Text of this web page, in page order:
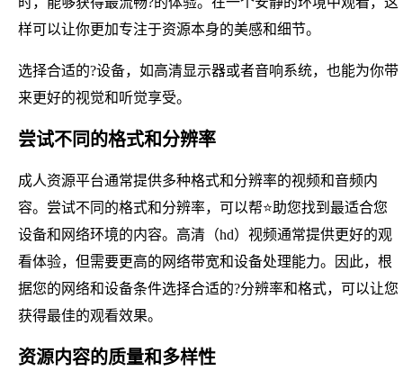
样可以让你更加专注于资源本身的美感和细节。
选择合适的?设备，如高清显示器或者音响系统，也能为你带
来更好的视觉和听觉享受。
尝试不同的格式和分辨率
成人资源平台通常提供多种格式和分辨率的视频和音频内
容。尝试不同的格式和分辨率，可以帮⭐助您找到最适合您
设备和网络环境的内容。高清（hd）视频通常提供更好的观
看体验，但需要更高的网络带宽和设备处理能力。因此，根
据您的网络和设备条件选择合适的?分辨率和格式，可以让您
获得最佳的观看效果。
资源内容的质量和多样性